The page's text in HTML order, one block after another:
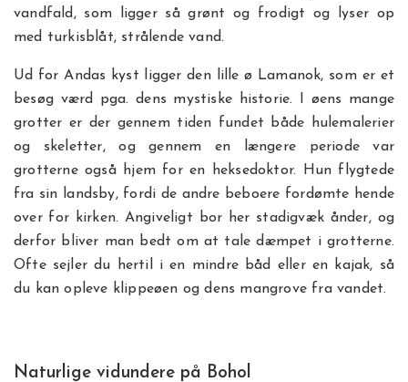
vandfald, som ligger så grønt og frodigt og lyser op
med turkisblåt, strålende vand.
Ud for Andas kyst ligger den lille ø Lamanok, som er et
besøg værd pga. dens mystiske historie. I øens mange
grotter er der gennem tiden fundet både hulemalerier
og skeletter, og gennem en længere periode var
grotterne også hjem for en heksedoktor. Hun flygtede
fra sin landsby, fordi de andre beboere fordømte hende
over for kirken. Angiveligt bor her stadigvæk ånder, og
derfor bliver man bedt om at tale dæmpet i grotterne.
Ofte sejler du hertil i en mindre båd eller en kajak, så
du kan opleve klippeøen og dens mangrove fra vandet.
Naturlige vidundere på Bohol